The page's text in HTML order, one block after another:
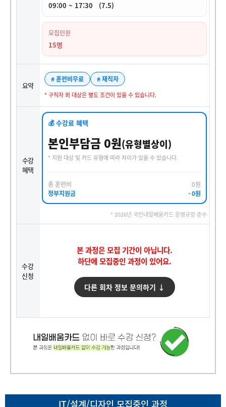
09:00 ~ 17:30 (7.5)
모집인원
15명
요약
# 훈련비무료 # 재직자
* 구직자 외 대상은 별도 조건이 있을 수 있습니다.
수강
혜택
💰 수강료 혜택
본인부담금 0원(유형별상이)
* 지원 대상 및 카드 유형에 따라 차이가 있을 수 있습니다.
총 훈련비
0원
정부지원금
- 0원
* 2026년 국민내일배움카드 운영규정 준수
수강
신청
본 과정은 모집 기간이 아닙니다.
하단에 모집중인 과정이 있어요.
다른 회차 정보 문의하기 ↓
IT/설계/디자인 모집중인 과정